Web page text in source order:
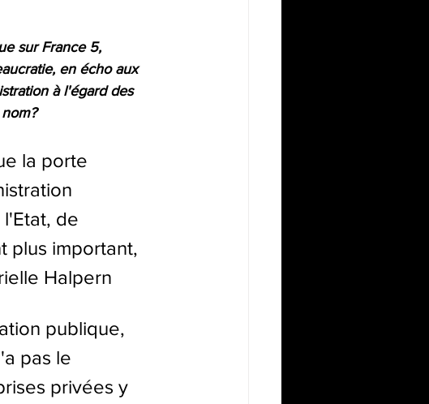
sur France 5,
en écho aux
à l'égard des
la porte
de
plus important,
Halpern
publique,
pas le
privées y